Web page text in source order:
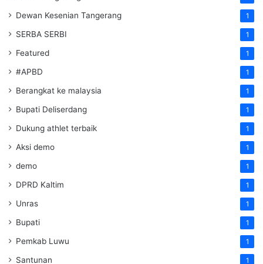
Dewan Kesenian Tangerang 1
SERBA SERBI 1
Featured 1
#APBD 1
Berangkat ke malaysia 1
Bupati Deliserdang 1
Dukung athlet terbaik 1
Aksi demo 1
demo 1
DPRD Kaltim 1
Unras 1
Bupati 1
Pemkab Luwu 1
Santunan 1